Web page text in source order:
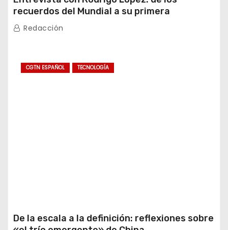
recuerdos del Mundial a su primera
experiencia en China
Redacción
CGTN ESPAÑOL TECNOLOGÍA
De la escala a la definición: reflexiones sobre